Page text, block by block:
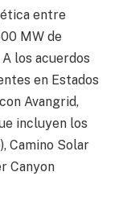
entre
MW de
los acuerdos
en Estados
Avangrid,
incluyen los
Camino Solar
Canyon